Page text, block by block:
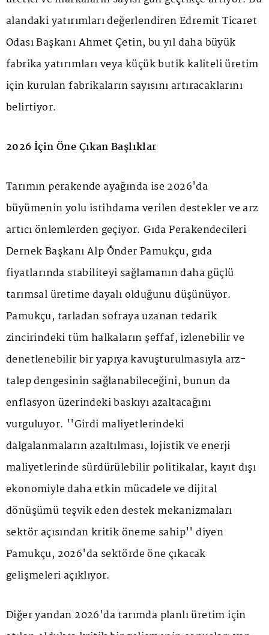
alandaki yatırımları değerlendiren Edremit Ticaret
Odası Başkanı Ahmet Çetin, bu yıl daha büyük
fabrika yatırımları veya küçük butik kaliteli üretim
için kurulan fabrikaların sayısını artıracaklarını
belirtiyor.
2026 İçin Öne Çıkan Başlıklar
Tarımın perakende ayağında ise 2026'da
büyümenin yolu istihdama verilen destekler ve arz
artıcı önlemlerden geçiyor. Gıda Perakendecileri
Dernek Başkanı Alp Önder Pamukçu, gıda
fiyatlarında stabiliteyi sağlamanın daha güçlü
tarımsal üretime dayalı olduğunu düşünüyor.
Pamukçu, tarladan sofraya uzanan tedarik
zincirindeki tüm halkaların şeffaf, izlenebilir ve
denetlenebilir bir yapıya kavuşturulmasıyla arz-
talep dengesinin sağlanabileceğini, bunun da
enflasyon üzerindeki baskıyı azaltacağını
vurguluyor. ''Girdi maliyetlerindeki
dalgalanmaların azaltılması, lojistik ve enerji
maliyetlerinde sürdürülebilir politikalar, kayıt dışı
ekonomiyle daha etkin mücadele ve dijital
dönüşümü teşvik eden destek mekanizmaları
sektör açısından kritik öneme sahip'' diyen
Pamukçu, 2026'da sektörde öne çıkacak
gelişmeleri açıklıyor.
Diğer yandan 2026'da tarımda planlı üretim için